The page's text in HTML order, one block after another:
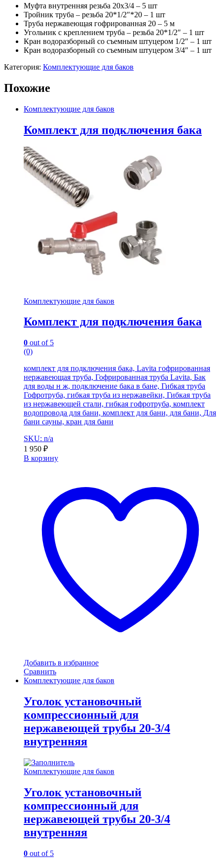
quantityМуфта внутренняя резьба 20х3/4 – 5 шт
Тройник труба – резьба 20*1/2″*20 – 1 шт
Труба нержавеющая гофрированная 20 – 5 м
Угольник с креплением труба – резьба 20*1/2″ – 1 шт
Кран водоразборный со съемным штуцером 1/2″ – 1 шт
Кран водоразборный со съемным штуцером 3/4″ – 1 шт
Категория: Комплектующие для баков
Похожие
Комплектующие для баков
Комплект для подключения бака
Комплектующие для баков
Комплект для подключения бака
0 out of 5
(0)
комплект для подключения бака, Lavita гофрированная
нержавеющая труба, Гофрированная труба Lavita, Бак
для воды н ж, подключение бака в бане, Гибкая труба
Гофротруба, гибкая труба из нержавейки, Гибкая труба
из нержавеющей стали, гибкая гофротруба, комплект
водопровода для бани, комплект для бани, для бани, Для
бани сауны, кран для бани
SKU: n/a
1 950 ₽
В корзину
Добавить в избранное
Сравнить
Комплектующие для баков
Уголок установочный
компрессионный для
нержавеющей трубы 20-3/4
внутренняя
Комплектующие для баков
Уголок установочный
компрессионный для
нержавеющей трубы 20-3/4
внутренняя
0 out of 5